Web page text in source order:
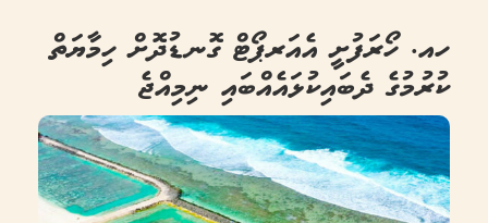
ހއ. ހޯރަފުށީ އެއަރޕޯޓް ގޮނޑުދޮށް ހިމާޔަތް
ކުރުމުގެ ދެބައިކުޅައެއްބައި ނިމިއްޖެ